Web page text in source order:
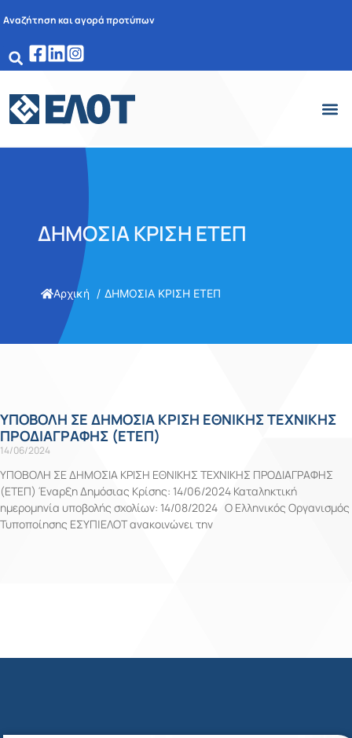
Αναζήτηση και αγορά προτύπων
ΔΗΜΟΣΙΑ ΚΡΙΣΗ ΕΤΕΠ
Αρχική ΔΗΜΟΣΙΑ ΚΡΙΣΗ ΕΤΕΠ
ΥΠΟΒΟΛΗ ΣΕ ΔΗΜΟΣΙΑ ΚΡΙΣΗ ΕΘΝΙΚΗΣ ΤΕΧΝΙΚΗΣ
ΠΡΟΔΙΑΓΡΑΦΗΣ (ΕΤΕΠ)
14/06/2024
ΥΠΟΒΟΛΗ ΣΕ ΔΗΜΟΣΙΑ ΚΡΙΣΗ ΕΘΝΙΚΗΣ ΤΕΧΝΙΚΗΣ ΠΡΟΔΙΑΓΡΑΦΗΣ
(ΕΤΕΠ) Έναρξη Δημόσιας Κρίσης: 14/06/2024 Καταληκτική
ημερομηνία υποβολής σχολίων: 14/08/2024 Ο Ελληνικός Οργανισμός
Τυποποίησης ΕΣΥΠ|ΕΛΟΤ ανακοινώνει την